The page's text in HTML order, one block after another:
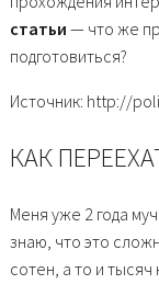
статьи — что же
подготовиться?
Источник: http://
КАК
Меня уже 2 года
знаю, что это
сотен, а то и